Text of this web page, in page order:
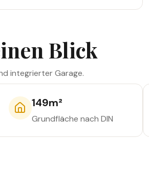
Blick
integrierter Garage.
149m²
Grundfläche nach DIN